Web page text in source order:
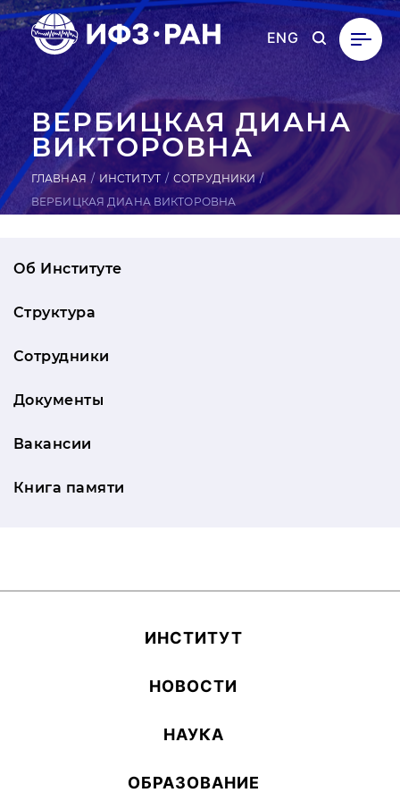
ENG
ВЕР­БИЦКАЯ ДИАНА
ВИК­ТО­РОВ­НА
ГЛАВНАЯ ИНСТИТУТ
СОТРУДНИКИ
ВЕРБИЦКАЯ ДИАНА ВИКТОРОВНА
Об Институте
Структура
Сотрудники
Документы
Вакансии
Книга памяти
ИН­СТИ­ТУТ
НОВОСТИ
НАУКА
ОБ­РА­ЗОВА­НИЕ